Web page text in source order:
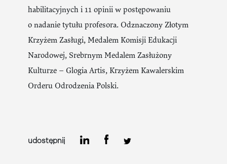
habilitacyjnych i 11 opinii w postępowaniu
o nadanie tytułu profesora. Odznaczony Złotym
Krzyżem Zasługi, Medalem Komisji Edukacji
Narodowej, Srebrnym Medalem Zasłużony
Kulturze – Glogia Artis, Krzyżem Kawalerskim
Orderu Odrodzenia Polski.
udostępnij